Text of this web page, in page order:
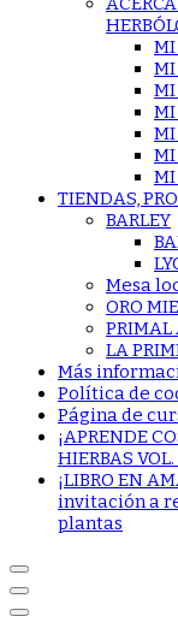
MI
MI
MI
MI
MI
MI
TIENDAS,
BARLEY
Mesa
ORO
PRIMAL
LA
Más
Política de
Página de
¡APRENDE
HIERBAS VOL.
¡LIBRO EN
invitación a
plantas